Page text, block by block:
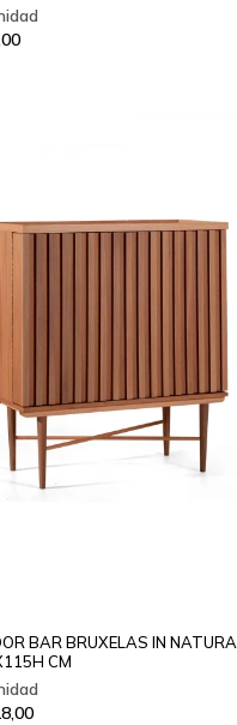
BAR BRUXELAS IN NATURA
CM